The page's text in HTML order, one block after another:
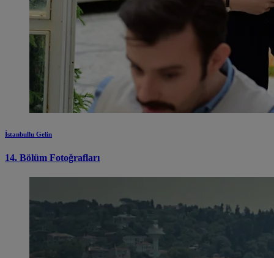
İstanbullu Gelin
14. Bölüm Fotoğrafları